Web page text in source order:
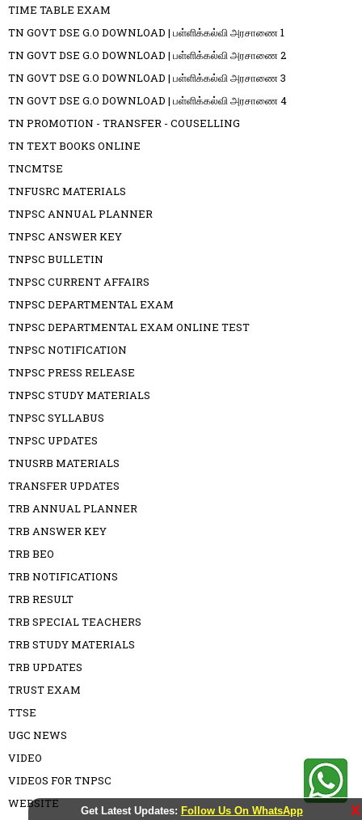
Get Latest Updates: Follow Us On WhatsApp X
TIME TABLE EXAM
TN GOVT DSE G.O DOWNLOAD | பள்ளிக்கல்வி அரசாணை 1
TN GOVT DSE G.O DOWNLOAD | பள்ளிக்கல்வி அரசாணை 2
TN GOVT DSE G.O DOWNLOAD | பள்ளிக்கல்வி அரசாணை 3
TN GOVT DSE G.O DOWNLOAD | பள்ளிக்கல்வி அரசாணை 4
TN PROMOTION - TRANSFER - COUSELLING
TN TEXT BOOKS ONLINE
TNCMTSE
TNFUSRC MATERIALS
TNPSC ANNUAL PLANNER
TNPSC ANSWER KEY
TNPSC BULLETIN
TNPSC CURRENT AFFAIRS
TNPSC DEPARTMENTAL EXAM
TNPSC DEPARTMENTAL EXAM ONLINE TEST
TNPSC NOTIFICATION
TNPSC PRESS RELEASE
TNPSC STUDY MATERIALS
TNPSC SYLLABUS
TNPSC UPDATES
TNUSRB MATERIALS
TRANSFER UPDATES
TRB ANNUAL PLANNER
TRB ANSWER KEY
TRB BEO
TRB NOTIFICATIONS
TRB RESULT
TRB SPECIAL TEACHERS
TRB STUDY MATERIALS
TRB UPDATES
TRUST EXAM
TTSE
UGC NEWS
VIDEO
VIDEOS FOR TNPSC
WEBSITE